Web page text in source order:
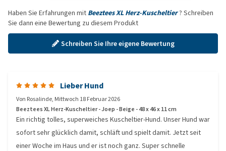
Haben Sie Erfahrungen mit Beeztees XL Herz-Kuscheltier? Schreiben
Sie dann eine Bewertung zu diesem Produkt
Schreiben Sie Ihre eigene Bewertung
Lieber Hund
Von Rosalinde, Mittwoch 18 Februar 2026
Beeztees XL Herz-Kuscheltier - Joep - Beige - 48 x 46 x 11 cm
Ein richtig tolles, superweiches Kuscheltier-Hund. Unser Hund war
sofort sehr glücklich damit, schläft und spielt damit. Jetzt seit
einer Woche im Haus und er ist noch ganz. Super schnelle